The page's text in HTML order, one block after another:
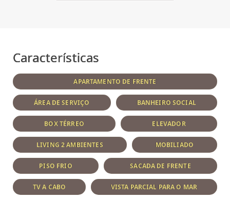
Características
APARTAMENTO DE FRENTE
ÁREA DE SERVIÇO BANHEIRO SOCIAL
BOX TÉRREO ELEVADOR
LIVING 2 AMBIENTES MOBILIADO
PISO FRIO SACADA DE FRENTE
TV A CABO VISTA PARCIAL PARA O MAR